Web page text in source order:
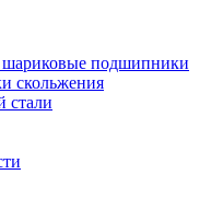
шариковые подшипники
скольжения
стали